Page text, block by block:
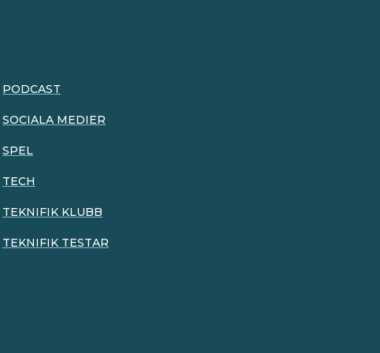
PODCAST
SOCIALA MEDIER
SPEL
TECH
TEKNIFIK KLUBB
TEKNIFIK TESTAR